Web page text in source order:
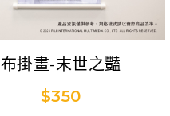
布掛畫-末世之豔
$350